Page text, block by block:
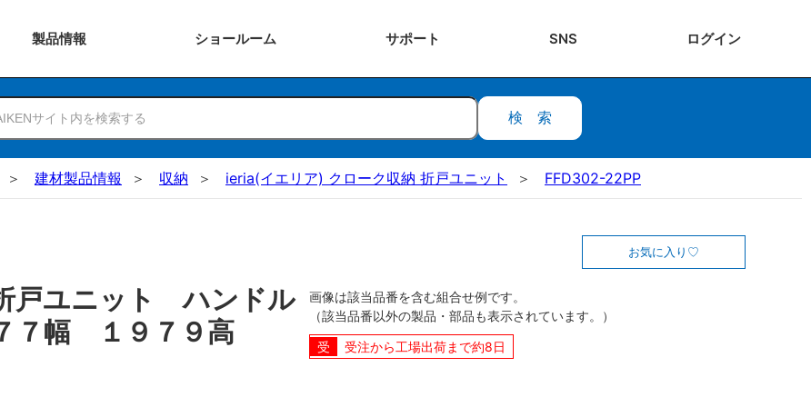
製品情報 ショールーム サポート SNS ログイン
検索
建材製品情報 収納 ieria(イエリア) クローク収納 折戸ユニット FFD302-22PP
ユニット ハンドル
７幅 １９７９高
お気に入り
画像は該当品番を含む組合せ例です。
（該当品番以外の製品・部品も表示されています。）
受注から工場出荷まで約8日